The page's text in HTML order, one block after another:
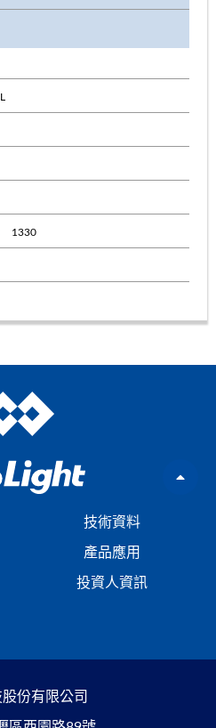
1330
技術資料
產品應用
投資人資訊
份有限公司